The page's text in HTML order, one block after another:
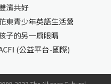
濱共好
東青少年英語生活營
子的另一扇眼睛
(公益平台-國際)